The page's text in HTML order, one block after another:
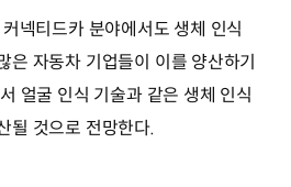
넥티드카 분야에서도 생체 인식
은 자동차 기업들이 이를 양산하기
얼굴 인식 기술과 같은 생체 인식
될 것으로 전망한다.